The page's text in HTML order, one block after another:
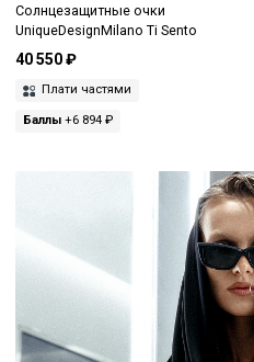
Солнцезащитные очки
UniqueDesignMilano Ti Sento
40 550 ₽
Плати частями
Баллы +6 894 ₽